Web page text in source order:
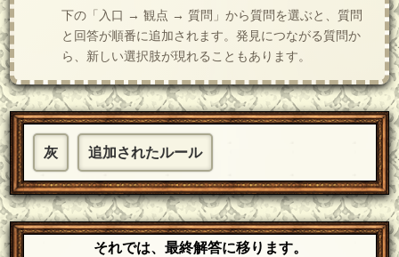
下の「入口 → 観点 → 質問」から質問を選ぶと、質問
と回答が順番に追加されます。発見につながる質問か
ら、新しい選択肢が現れることもあります。
灰 追加されたルール
それでは、最終解答に移ります。